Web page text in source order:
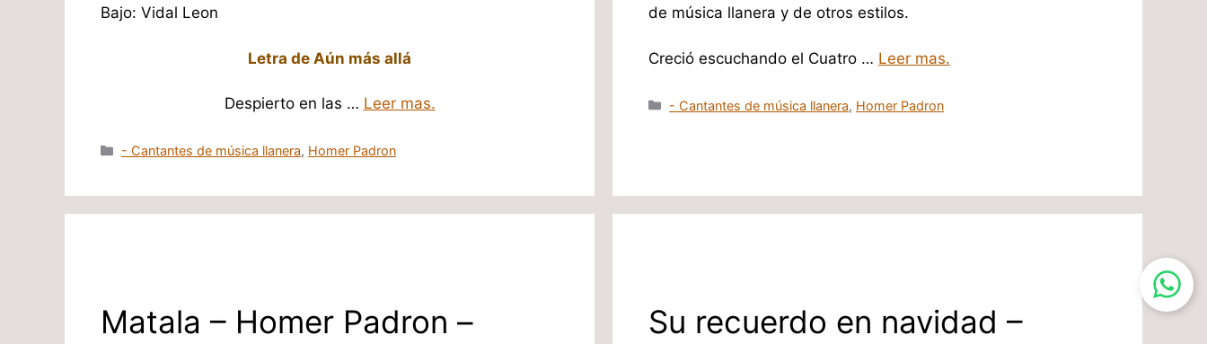
Bajo: Vidal Leon
Letra de Aún más allá
Despierto en las … Leer mas.
Categorías
- Cantantes de música llanera, Homer Padron
de música llanera y de otros estilos.
Creció escuchando el Cuatro … Leer mas.
Categorías
- Cantantes de música llanera, Homer Padron
Matala – Homer Padron –
Su recuerdo en navidad –